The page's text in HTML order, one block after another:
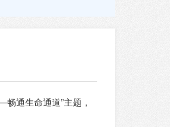
通生命通道”主题，